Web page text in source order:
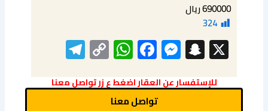
690000 ريال
324
X
Snapchat
Messenger
Facebook
WhatsApp
Copy
Link
للإستفسار عن العقار اضغط ع زر تواصل معنا
تواصل معنا